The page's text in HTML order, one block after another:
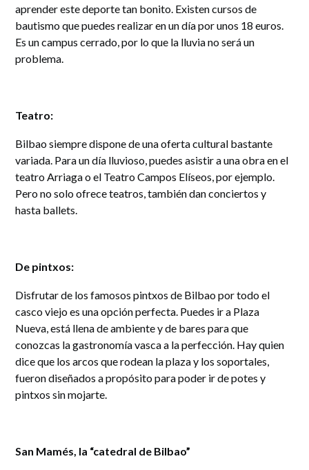
aprender este deporte tan bonito. Existen cursos de
bautismo que puedes realizar en un día por unos 18 euros.
Es un campus cerrado, por lo que la lluvia no será un
problema.
Teatro:
Bilbao siempre dispone de una oferta cultural bastante
variada. Para un día lluvioso, puedes asistir a una obra en el
teatro Arriaga o el Teatro Campos Elíseos, por ejemplo.
Pero no solo ofrece teatros, también dan conciertos y
hasta ballets.
De pintxos:
Disfrutar de los famosos pintxos de Bilbao por todo el
casco viejo es una opción perfecta. Puedes ir a Plaza
Nueva, está llena de ambiente y de bares para que
conozcas la gastronomía vasca a la perfección. Hay quien
dice que los arcos que rodean la plaza y los soportales,
fueron diseñados a propósito para poder ir de potes y
pintxos sin mojarte.
San Mamés, la “catedral de Bilbao”